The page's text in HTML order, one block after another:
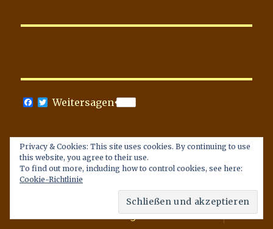
F
b
o
o
k
T
t
e
r
Weitersagen
Datenschutzerklärung
Das Blog & ich
Themen & Anwendungen
Privacy & Cookies: This site uses cookies. By continuing to use
this website, you agree to their use.
To find out more, including how to control cookies, see here:
Cookie-Richtlinie